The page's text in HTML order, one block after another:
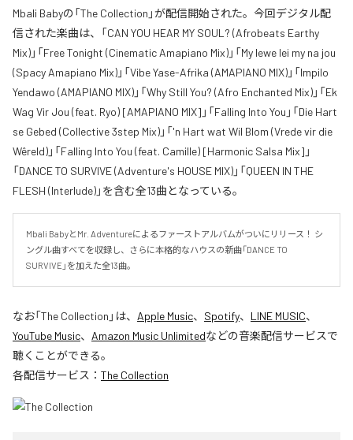
Mbali Babyの「The Collection」が配信開始された。今回デジタル配
信された楽曲は、「CAN YOU HEAR MY SOUL? (Afrobeats Earthy
Mix)」「Free Tonight (Cinematic Amapiano Mix)」「My lewe lei my na jou
(Spacy Amapiano Mix)」「Vibe Yase-Afrika (AMAPIANO MIX)」「Impilo
Yendawo (AMAPIANO MIX)」「Why Still You? (Afro Enchanted Mix)」「Ek
Wag Vir Jou (feat. Ryo) [AMAPIANO MIX]」「Falling Into You」「Die Hart
se Gebed (Collective 3step Mix)」「'n Hart wat Wil Blom (Vrede vir die
Wêreld)」「Falling Into You (feat. Camille) [Harmonic Salsa Mix]」
「DANCE TO SURVIVE (Adventure's HOUSE MIX)」「QUEEN IN THE
FLESH (Interlude)」を含む全13曲となっている。
Mbali BabyとMr. Adventureによるファーストアルバムがついにリリース！ シ
ングル曲すべてを収録し、さらに本格的なハウスの新曲「DANCE TO
SURVIVE」を加えた全13曲。
なお「The Collection 」は、 Apple Music、 Spotify、 LINE MUSIC、
YouTube Music、 Amazon Music Unlimitedなどの音楽配信サービスで
聴くことができる。
各配信サービス： The Collection